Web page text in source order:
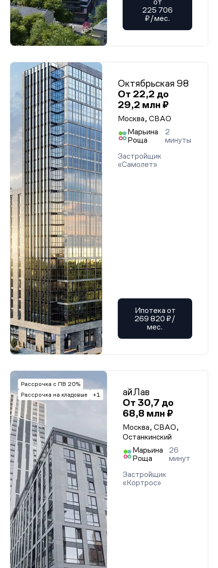
от
225 706
₽/мес.
Октябрьская 98
От 22,2 до
29,2 млн ₽
Москва, СВАО
Марьина
Роща
2
минуты
Застройщик
«Самолет»
Ипотека от
269 820 ₽/
мес.
Рассрочка с ПВ 20%
Рассрочка на кладовые
+1
айЛав
От 30,7 до
68,8 млн ₽
Москва, СВАО,
Останкинский
Марьина
Роща
26
минут
Застройщик
«Кортрос»